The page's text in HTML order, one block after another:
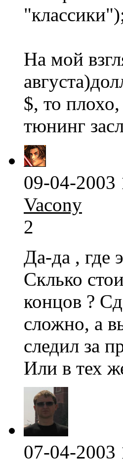
На мой
$, то
тюнинг
09-04-2003
Vacony
2
Да-да ,
Склько
концов ?
сложно, а
следил за
Или в тех
07-04-2003